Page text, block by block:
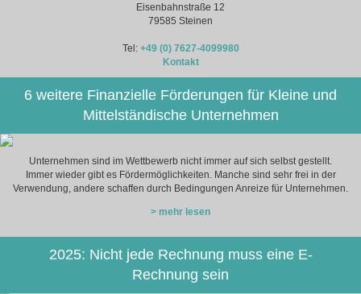
Eisenbahnstraße 12
79585 Steinen
Tel: +49 (0) 7627-4099980
Kontakt
6 weitere Finanzielle Förderungen für Kleine und
Mittelständische Unternehmen
Unternehmen sind im Wettbewerb nicht immer auf sich selbst gestellt.
Immer wieder gibt es Fördermöglichkeiten. Manche sind sehr frei in der
Verwendung, andere schaffen durch Bedingungen Anreize für Unternehmen.
> mehr lesen
2025: Nicht jede Rechnung muss eine E-
Rechnung sein